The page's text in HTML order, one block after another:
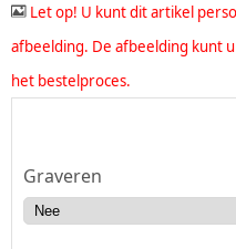
Let op! U kunt dit artikel
afbeelding. De afbeelding kunt
het bestelproces.
Graveren